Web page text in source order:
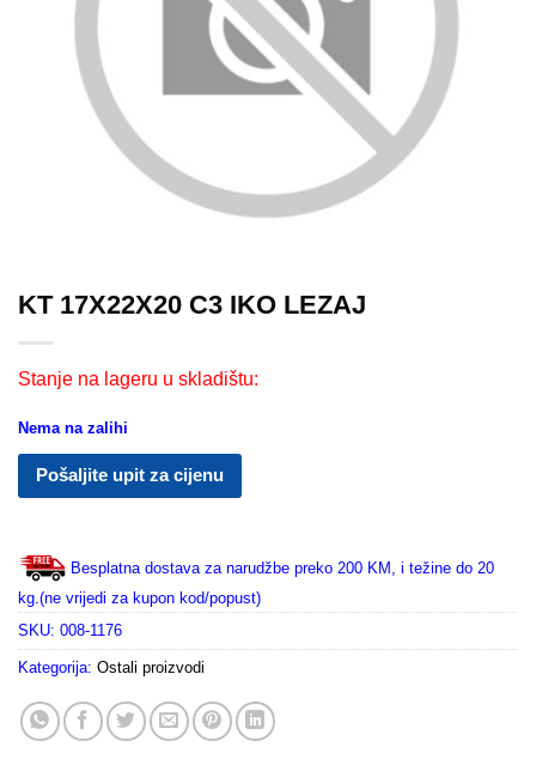
KT 17X22X20 C3 IKO LEZAJ
Stanje na lageru u skladištu:
Nema na zalihi
Pošaljite upit za cijenu
Besplatna dostava za narudžbe preko 200 KM, i težine do 20
kg.(ne vrijedi za kupon kod/popust)
SKU: 008-1176
Kategorija: Ostali proizvodi